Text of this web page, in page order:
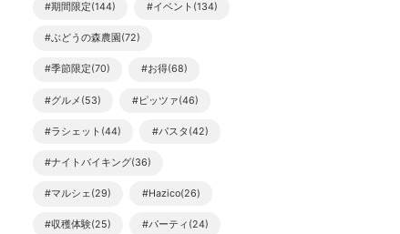
#期間限定(144) #イベント(134)
#ぶどうの森農園(72)
#季節限定(70) #お得(68)
#グルメ(53) #ピッツァ(46)
#ラシェット(44) #パスタ(42)
#ナイトバイキング(36)
#マルシェ(29) #Hazico(26)
#収穫体験(25) #パーティ(24)